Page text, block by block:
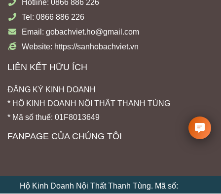
Hotline: 0866 886 226
Tel: 0866 886 226
Email: gobachviet.ho@gmail.com
Website: https://sanhobachviet.vn
LIÊN KẾT HỮU ÍCH
ĐĂNG KÝ KINH DOANH
* HỘ KINH DOANH NỘI THẤT THANH TÙNG
* Mã số thuế: 01F8013649
FANPAGE CỦA CHÚNG TÔI
Hộ Kinh Doanh Nội Thất Thanh Tùng. Mã số: